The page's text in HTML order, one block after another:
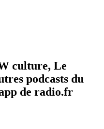
culture, Le
podcasts du
de radio.fr